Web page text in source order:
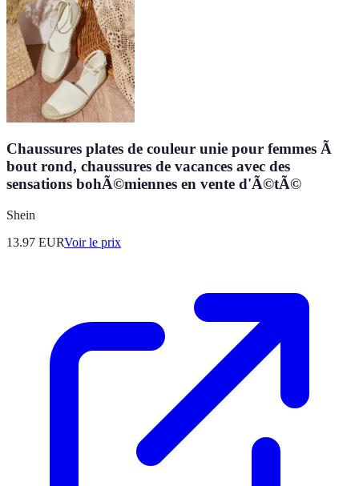
Chaussures plates de couleur unie pour femmes Ã
bout rond, chaussures de vacances avec des
sensations bohÃ©miennes en vente d'Ã©tÃ©
Shein
13.97 EURVoir le prix